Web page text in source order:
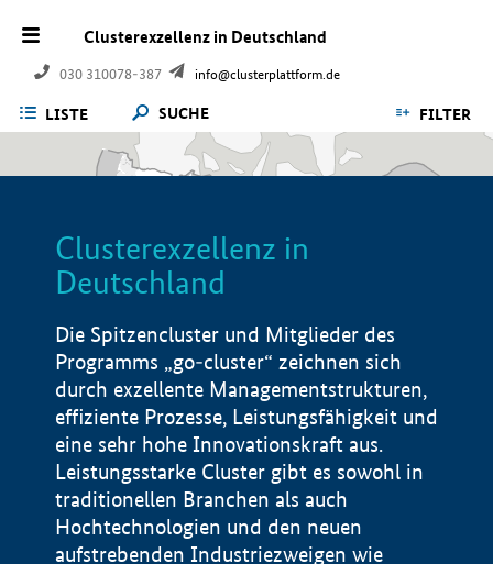
Clusterexzellenz in Deutschland
030 310078-387 info@clusterplattform.de
LISTE SUCHE FILTER
Clusterexzellenz in
Deutschland
Die Spitzencluster und Mitglieder des
Programms „go-cluster“ zeichnen sich
durch exzellente Managementstrukturen,
effiziente Prozesse, Leistungsfähigkeit und
eine sehr hohe Innovationskraft aus.
Leistungsstarke Cluster gibt es sowohl in
traditionellen Branchen als auch
Hochtechnologien und den neuen
aufstrebenden Industriezweigen wie